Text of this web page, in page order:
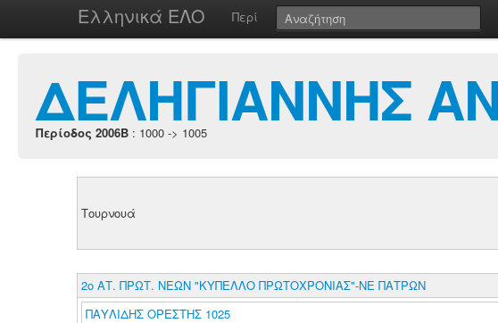
Ελληνικά ΕΛΟ Περί
ΔΕΛΗΓΙΑΝΝΗΣ
Περίοδος 2006B : 1000 -> 1005
Τουρνουά
2o ΑΤ. ΠΡΩΤ. ΝΕΩΝ "ΚΥΠΕΛΛΟ ΠΡΩΤΟΧΡΟΝΙΑΣ"-ΝΕ ΠΑΤΡΩΝ
ΠΑΥΛΙΔΗΣ ΟΡΕΣΤΗΣ 1025